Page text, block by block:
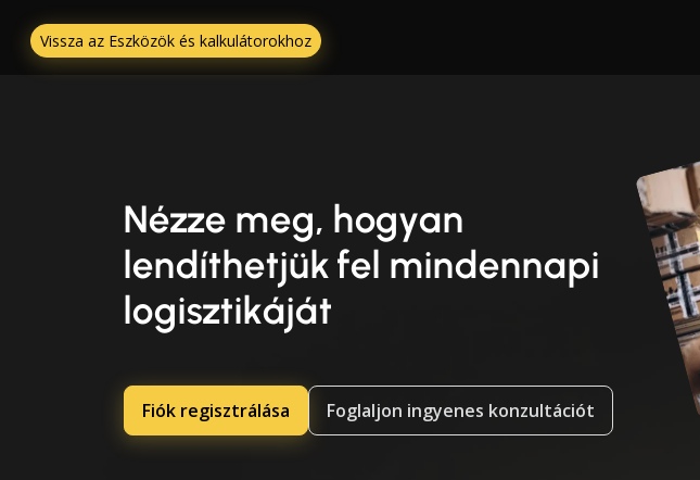
Vissza az Eszközök és kalkulátorokhoz
Nézze meg, hogyan
lendíthetjük fel mindennapi
logisztikáját
Fiók regisztrálása Foglaljon ingyenes konzultációt